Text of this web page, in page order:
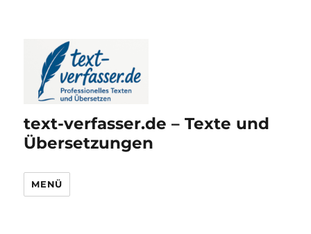
text-verfasser.de – Texte und
Übersetzungen
MENÜ